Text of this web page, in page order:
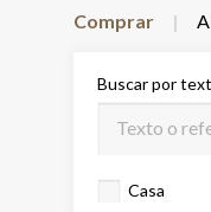
Comprar
Buscar por
Casa